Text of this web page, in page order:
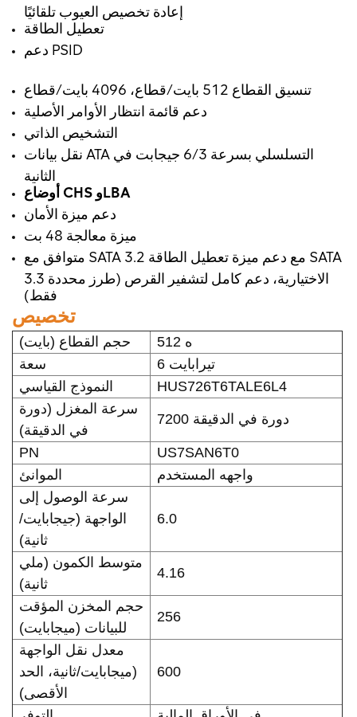
إعادة تخصيص العيوب تلقائيًا
تعطيل الطاقة
دعم PSID
تنسيق القطاع 512 بايت/قطاع، 4096 بايت/قطاع
دعم قائمة انتظار الأوامر الأصلية
التشخيص الذاتي
نقل بيانات ATA التسلسلي بسرعة 6/3 جيجابت في
الثانية
أوضاع CHS وLBA
دعم ميزة الأمان
ميزة معالجة 48 بت
متوافق مع SATA 3.2 مع دعم ميزة تعطيل الطاقة SATA
3.3 الاختيارية، دعم كامل لتشفير القرص (طرز محددة
فقط)
تخصيص
حجم القطاع (بايت)
512 ه
سعة
6 تيرابايت
النموذج القياسي
HUS726T6TALE6L4
سرعة المغزل (دورة
في الدقيقة)
7200 دورة في الدقيقة
PN
US7SAN6T0
الموانئ
واجهه المستخدم
سرعة الوصول إلى
الواجهة (جيجابايت/
ثانية)
6.0
متوسط الكمون (ملي
ثانية)
4.16
حجم المخزن المؤقت
للبيانات (ميجابايت)
256
معدل نقل الواجهة
(ميجابايت/ثانية، الحد
الأقصى)
600